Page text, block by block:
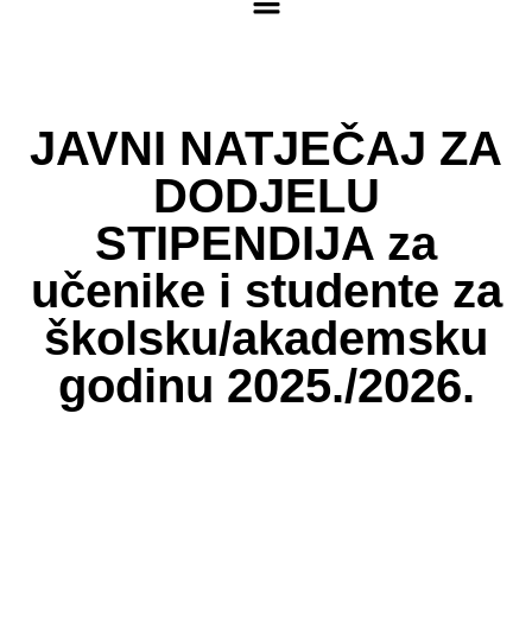
JAVNI NATJEČAJ ZA
DODJELU
STIPENDIJA za
učenike i studente za
školsku/akademsku
godinu 2025./2026.